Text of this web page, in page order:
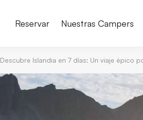
Reservar Nuestras Campers
Descubre Islandia en 7 días: Un viaje épico